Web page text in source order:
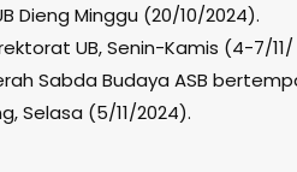
Dieng Minggu (20/10/2024).
UB, Senin-Kamis (4-7/
Sabda Budaya ASB
Selasa (5/11/2024).